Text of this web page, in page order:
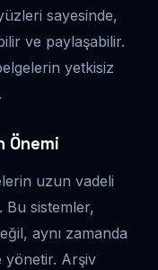
sayesinde,
ve paylaşabilir.
yetkisiz
Önemi
uzun vadeli
Bu sistemler,
aynı zamanda
yönetir. Arşiv